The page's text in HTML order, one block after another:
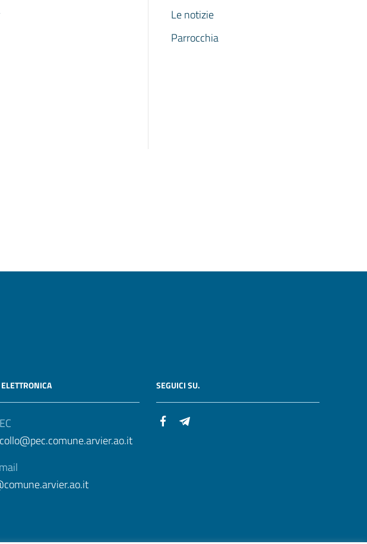
Le notizie
Parrocchia
ELETTRONICA SEGUICI SU.